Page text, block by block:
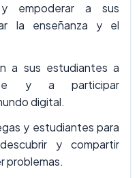
empoderar a sus
la enseñanza y el
a sus estudiantes a
y a participar
digital.
y estudiantes para
y compartir
problemas.